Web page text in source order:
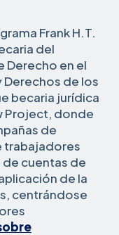
Frank H.T.
del
Derecho en el
Derechos de los
becaria jurídica
Project, donde
de
trabajadores
cuentas de
de la
centrándose
Mimi